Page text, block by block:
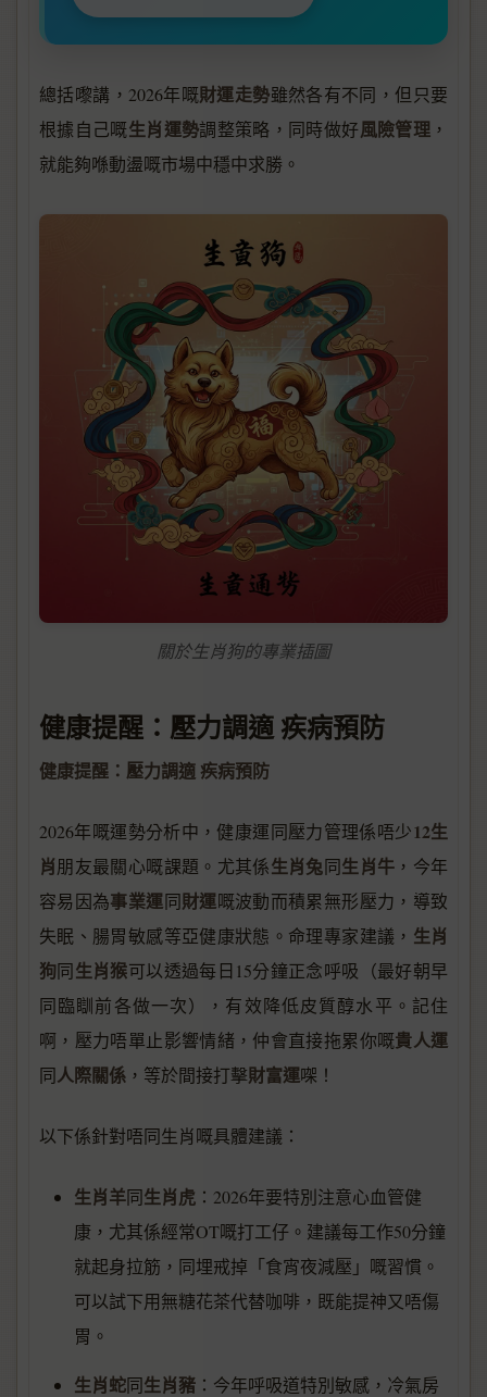
總括嚟講，2026年嘅財運走勢雖然各有不同，但只要
根據自己嘅生肖運勢調整策略，同時做好風險管理 ，
就能夠喺動盪嘅市場中穩中求勝。
關於生肖狗的專業插圖
健康提醒：壓力調適 疾病預防
健康提醒：壓力調適 疾病預防
2026年嘅運勢分析中，健康運同壓力管理係唔少12生
肖朋友最關心嘅課題。尤其係生肖兔同生肖牛 ，今年
容易因為事業運同財運嘅波動而積累無形壓力，導致
失眠、腸胃敏感等亞健康狀態。命理專家建議， 生肖
狗同生肖猴可以透過每日15分鐘正念呼吸（最好朝早
同臨瞓前各做一次），有效降低皮質醇水平。記住
啊，壓力唔單止影響情緒，仲會直接拖累你嘅貴人運
同人際關係 ，等於間接打擊財富運㗎！
以下係針對唔同生肖嘅具體建議：
生肖羊同生肖虎 ：2026年要特別注意心血管健
康，尤其係經常OT嘅打工仔。建議每工作50分鐘
就起身拉筋，同埋戒掉「食宵夜減壓」嘅習慣。
可以試下用無糖花茶代替咖啡，既能提神又唔傷
胃。
生肖蛇同生肖豬 ：今年呼吸道特別敏感，冷氣房